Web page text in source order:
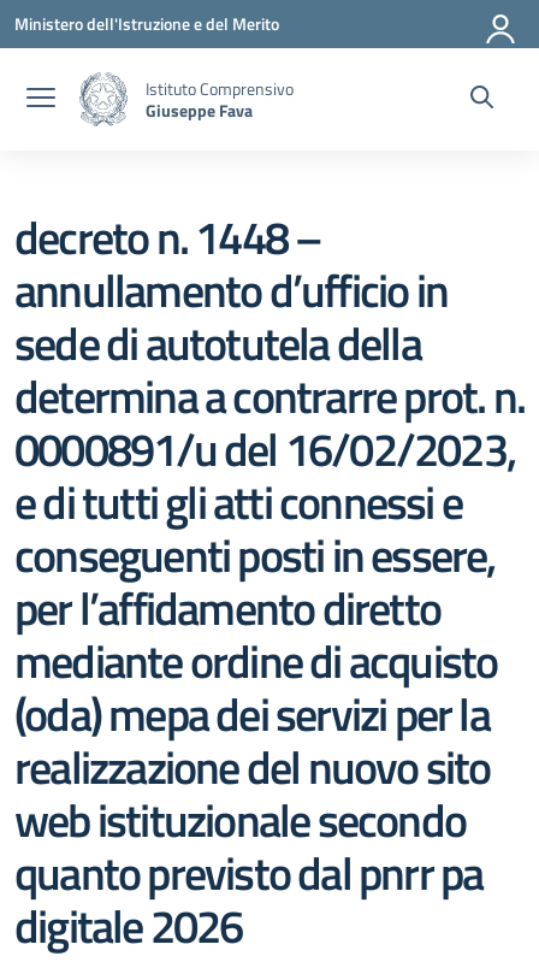
Vai ai contenuti
Vai al menu di navigazione
Vai al footer
Ministero dell'Istruzione e del Merito
Istituto Comprensivo
Giuseppe Fava
decreto n. 1448 –
annullamento d’ufficio in
sede di autotutela della
determina a contrarre prot. n.
0000891/u del 16/02/2023,
e di tutti gli atti connessi e
conseguenti posti in essere,
per l’affidamento diretto
mediante ordine di acquisto
(oda) mepa dei servizi per la
realizzazione del nuovo sito
web istituzionale secondo
quanto previsto dal pnrr pa
digitale 2026